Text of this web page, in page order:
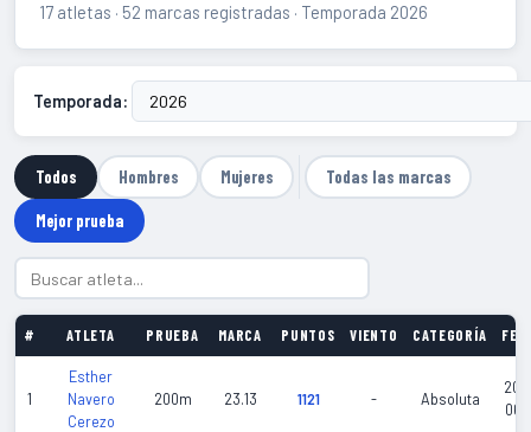
17 atletas · 52 marcas registradas · Temporada 2026
Temporada:
Todos Hombres Mujeres Todas las marcas
Mejor prueba
# ATLETA PRUEBA MARCA PUNTOS VIENTO CATEGORÍA
1
Esther
Navero
Cerezo
200m 23.13 1121 - Absoluta
06-